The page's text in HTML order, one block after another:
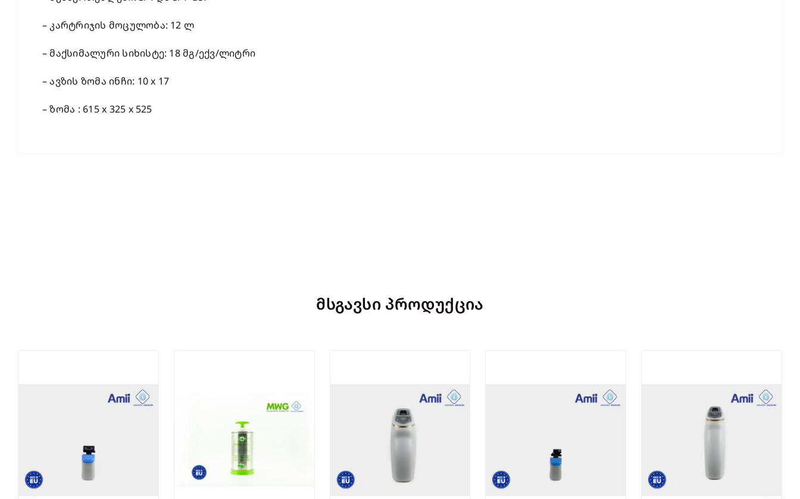
– კარტრიჯის მოცულობა: 12 ლ
– მაქსიმალური სიხისტე: 18 მგ/ექვ/ლიტრი
– ავზის ზომა ინჩი: 10 x 17
– ზომა : 615 x 325 x 525
მსგავსი პროდუქცია